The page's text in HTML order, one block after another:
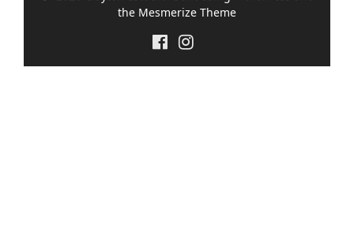
the Mesmerize Theme